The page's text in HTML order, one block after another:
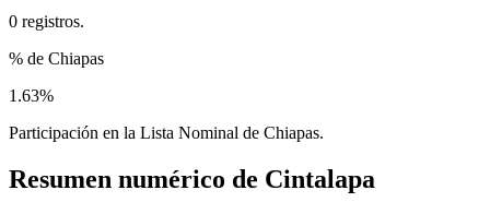
0 registros.
% de Chiapas
1.63%
Participación en la Lista Nominal de Chiapas.
Resumen numérico de Cintalapa